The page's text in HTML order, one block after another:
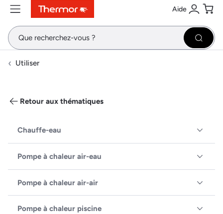
ContenuMenuRecherche Aide
Se
Utiliser
Retour aux thématiques
Chauffe-eau
Pompe à chaleur air-eau
Pompe à chaleur air-air
Pompe à chaleur piscine